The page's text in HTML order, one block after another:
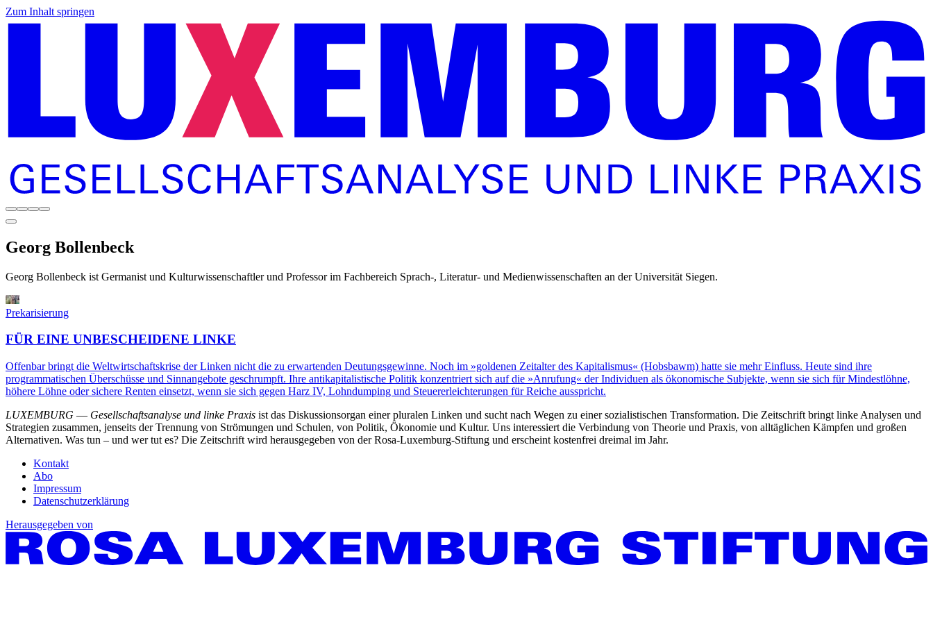
Zum Inhalt springen
Georg Bollenbeck
Georg Bollenbeck ist Germanist und Kulturwissenschaftler und Professor im Fachbereich Sprach-, Literatur- und Medienwissenschaften an der Universität Siegen.
Prekarisierung
FÜR EINE UNBESCHEIDENE LINKE
Offenbar bringt die Weltwirtschaftskrise der Linken nicht die zu erwartenden Deutungsgewinne. Noch im »goldenen Zeitalter des Kapitalismus« (Hobsbawm) hatte sie mehr Einfluss. Heute sind ihre
programmatischen Überschüsse und Sinnangebote geschrumpft. Ihre antikapitalistische Politik konzentriert sich auf die »Anrufung« der Individuen als ökonomische Subjekte, wenn sie sich für Mindestlöhne,
höhere Löhne oder sichere Renten einsetzt, wenn sie sich gegen Harz IV, Lohndumping und Steuererleichterungen für Reiche ausspricht.
LUXEMBURG — Gesellschaftsanalyse und linke Praxis ist das Diskussionsorgan einer pluralen Linken und sucht nach Wegen zu einer sozialistischen Transformation. Die Zeitschrift bringt linke Analysen und
Strategien zusammen, jenseits der Trennung von Strömungen und Schulen, von Politik, Ökonomie und Kultur. Uns interessiert die Verbindung von Theorie und Praxis, von alltäglichen Kämpfen und großen
Alternativen. Was tun – und wer tut es? Die Zeitschrift wird herausgegeben von der Rosa-Luxemburg-Stiftung und erscheint kostenfrei dreimal im Jahr.
Kontakt
Abo
Impressum
Datenschutzerklärung
Herausgegeben von